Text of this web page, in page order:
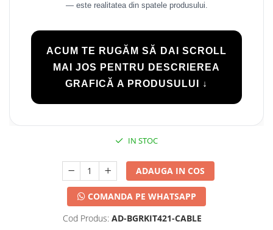
— este realitatea din spatele produsului.
ACUM TE RUGĂM SĂ DAI SCROLL
MAI JOS PENTRU DESCRIEREA
GRAFICĂ A PRODUSULUI ↓
IN STOC
ADAUGA IN COS
COMANDA PE WHATSAPP
Cod Produs: AD-BGRKIT421-CABLE